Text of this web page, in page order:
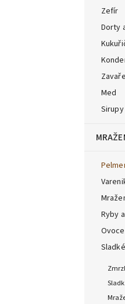
Zefír
Dorty
Med
Sirupy
Ryby